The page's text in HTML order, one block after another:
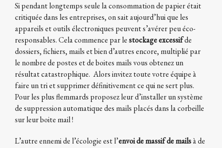
Si pendant longtemps seule la consommation de papier était
critiquée dans les entreprises, on sait aujourd’hui que les
appareils et outils électroniques peuvent s’avérer peu éco-
responsables. Cela commence par lestockage excessifde
dossiers, fichiers, mails et bien d’autres encore, multiplié par
le nombre de postes et de boites mails vous obtenez un
résultat catastrophique. Alors invitez toute votre équipe à
faire un tri et supprimer définitivement ce qui ne sert plus.
Pour les plus flemmards proposez leur d’installer un système
de suppression automatique des mails placés dans la corbeille
sur leur boite mail !
L’autre ennemi de l’écologie est l’envoi de massif de mailsà de